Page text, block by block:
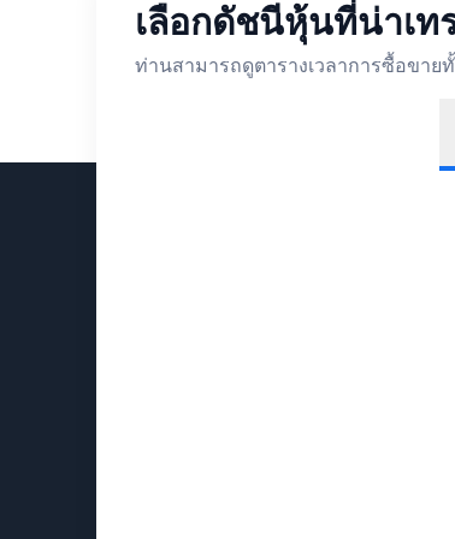
เลือกดัชนีหุ้นที่น่าเท
ท่านสามารถดูตารางเวลาการซื้อขาย